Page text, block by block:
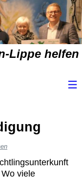
Lippe helfen
viele